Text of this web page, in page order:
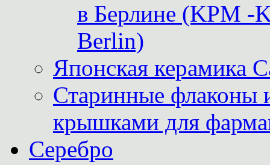
в Берлине (KPM -
Berlin)
Японская керамика
Старинные флаконы
крышками для
Серебро